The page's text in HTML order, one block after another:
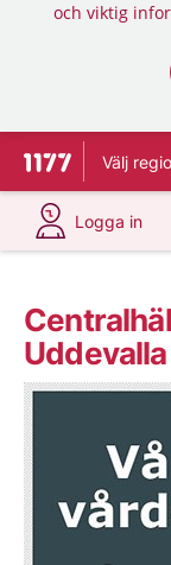
och viktig
Till startsidan för
Välj
Logga in
på 1177.se
Uddevalla